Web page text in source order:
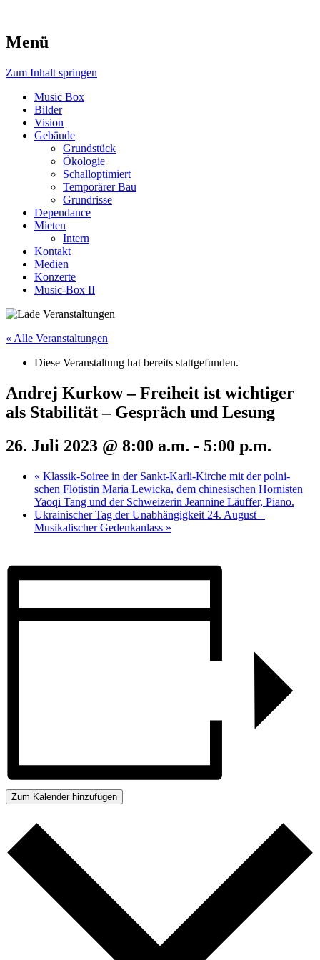
Music Box
Menü
Zum Inhalt springen
Music Box
Bilder
Vision
Gebäude
Grundstück
Ökologie
Schalloptimiert
Temporärer Bau
Grundrisse
Dependance
Mieten
Intern
Kontakt
Medien
Konzerte
Music-Box II
« Alle Veranstaltungen
Diese Veranstaltung hat bereits stattgefunden.
Andrej Kurkow – Freiheit ist wichtiger
als Stabilität – Gespräch und Lesung
26. Juli 2023 @ 8:00 a.m. - 5:00 p.m.
« Klassik-Soiree in der Sankt-Karli-Kirche mit der polni-
schen Flötistin Maria Lewicka, dem chinesischen Hornisten
Yaoqi Tang und der Schweizerin Jeannine Läuffer, Piano.
Ukrainischer Tag der Unabhängigkeit 24. August –
Musikalischer Gedenkanlass »
Zum Kalender hinzufügen